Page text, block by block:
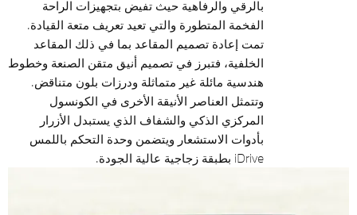
بالرقي والرفاهية حيث تفيض بتجهيزات الراحة
الفخمة المتطورة والتي تعيد تعريف متعة القيادة.
تمت إعادة تصميم المقاعد بما في ذلك المقاعد
الخلفية، فتبرز في تصميم أنيق متقن الصنعة وخطوط
هندسية مائلة غير متماثلة ودرزات بلون متناقض.
وتتمثل العناصر الأنيقة الأخرى في الكونسول
المركزي الذكي والشفاف الذي يستبدل الأزرار
بأدوات الاستشعار ويتضمن وحدة التحكم باللمس
iDrive بطبقة زجاجية عالية الجودة.